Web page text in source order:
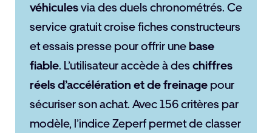
véhiculesvia des duels chronométrés. Ce
service gratuit croise fiches constructeurs
et essais presse pour offrir unebase
fiable. L’utilisateur accède à des chiffres
réels d’accélération et de freinage pour
sécuriser son achat. Avec 156 critères par
modèle, l’indice Zeperf permet de classer